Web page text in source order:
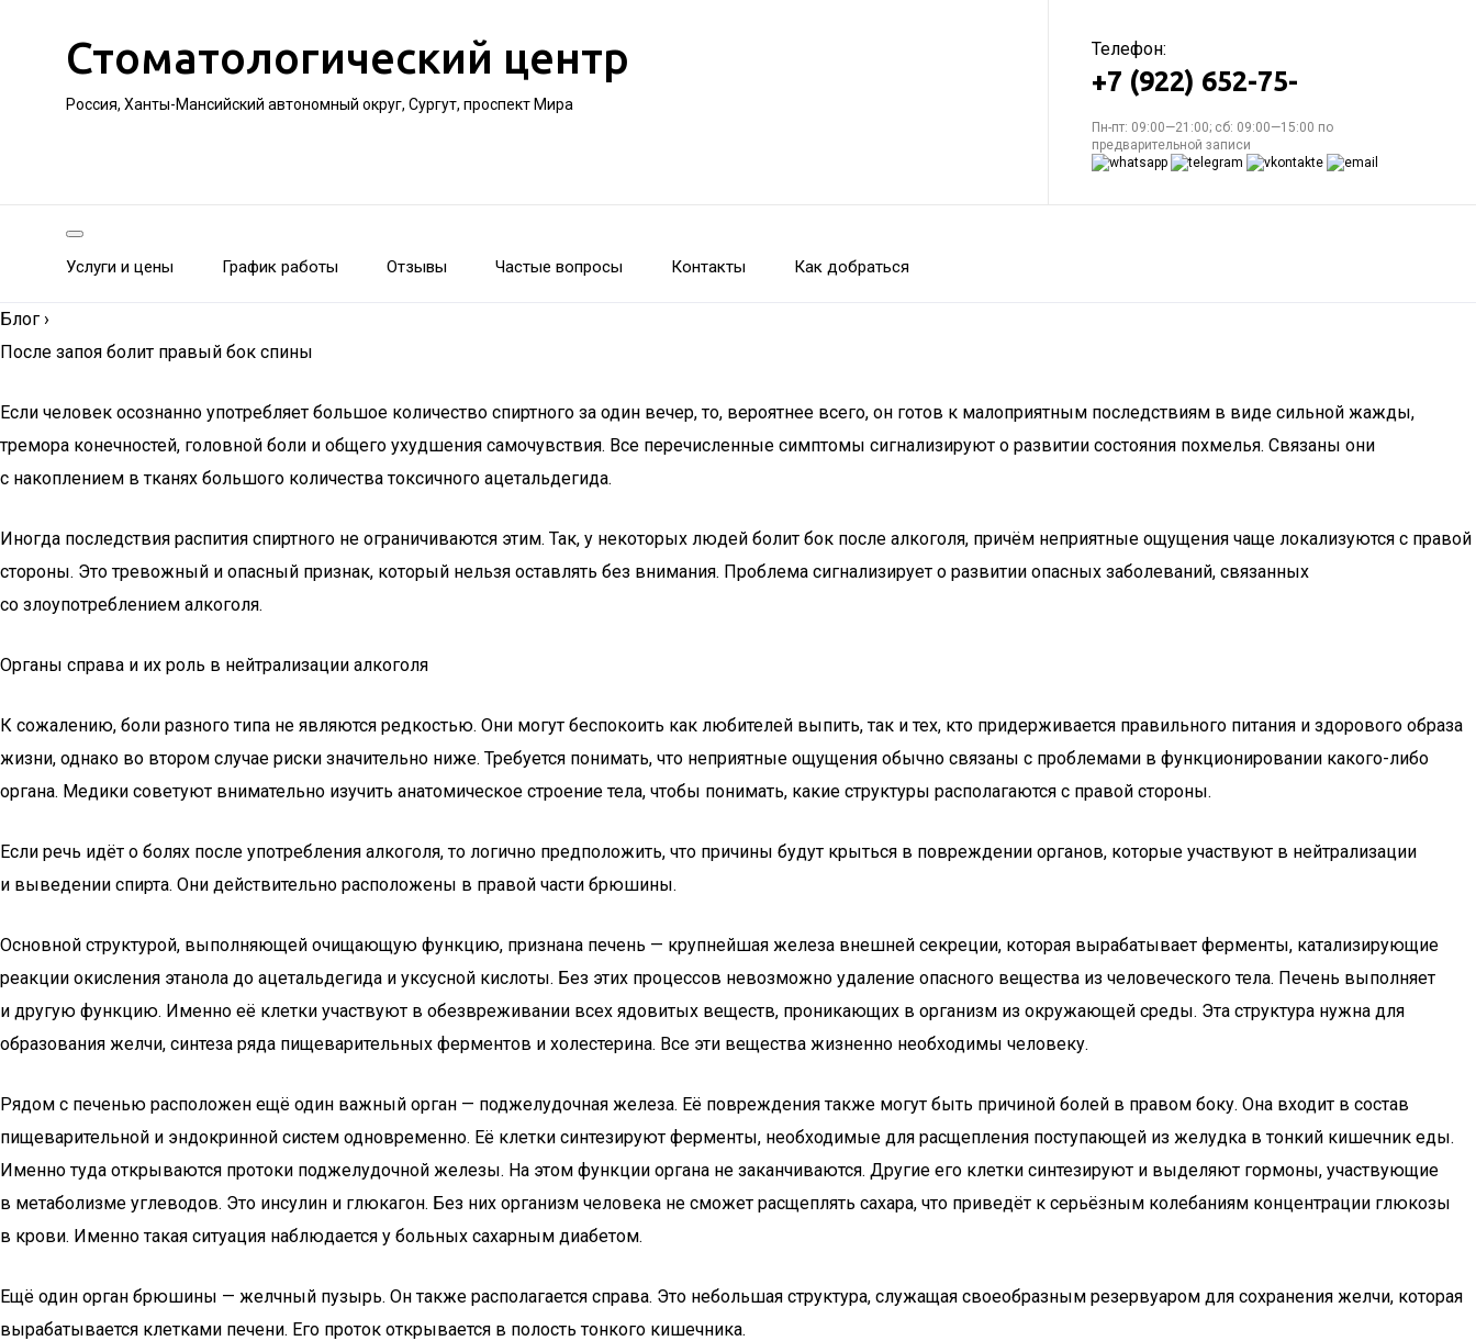
Стоматологический центр
Россия, Ханты-Мансийский автономный округ, Сургут, проспект Мира
Телефон:
+7 (922) 652-75-
Пн-пт: 09:00—21:00; сб: 09:00—15:00 по
предварительной записи
Услуги и цены График работы Отзывы Частые вопросы Контакты Как добраться
Блог ›
После запоя болит правый бок спины
Если человек осознанно употребляет большое количество спиртного за один вечер, то, вероятнее всего, он готов к малоприятным последствиям в виде сильной жажды,
тремора конечностей, головной боли и общего ухудшения самочувствия. Все перечисленные симптомы сигнализируют о развитии состояния похмелья. Связаны они
с накоплением в тканях большого количества токсичного ацетальдегида.
Иногда последствия распития спиртного не ограничиваются этим. Так, у некоторых людей болит бок после алкоголя, причём неприятные ощущения чаще локализуются с правой
стороны. Это тревожный и опасный признак, который нельзя оставлять без внимания. Проблема сигнализирует о развитии опасных заболеваний, связанных
со злоупотреблением алкоголя.
Органы справа и их роль в нейтрализации алкоголя
К сожалению, боли разного типа не являются редкостью. Они могут беспокоить как любителей выпить, так и тех, кто придерживается правильного питания и здорового образа
жизни, однако во втором случае риски значительно ниже. Требуется понимать, что неприятные ощущения обычно связаны с проблемами в функционировании какого-либо
органа. Медики советуют внимательно изучить анатомическое строение тела, чтобы понимать, какие структуры располагаются с правой стороны.
Если речь идёт о болях после употребления алкоголя, то логично предположить, что причины будут крыться в повреждении органов, которые участвуют в нейтрализации
и выведении спирта. Они действительно расположены в правой части брюшины.
Основной структурой, выполняющей очищающую функцию, признана печень — крупнейшая железа внешней секреции, которая вырабатывает ферменты, катализирующие
реакции окисления этанола до ацетальдегида и уксусной кислоты. Без этих процессов невозможно удаление опасного вещества из человеческого тела. Печень выполняет
и другую функцию. Именно её клетки участвуют в обезвреживании всех ядовитых веществ, проникающих в организм из окружающей среды. Эта структура нужна для
образования желчи, синтеза ряда пищеварительных ферментов и холестерина. Все эти вещества жизненно необходимы человеку.
Рядом с печенью расположен ещё один важный орган — поджелудочная железа. Её повреждения также могут быть причиной болей в правом боку. Она входит в состав
пищеварительной и эндокринной систем одновременно. Её клетки синтезируют ферменты, необходимые для расщепления поступающей из желудка в тонкий кишечник еды.
Именно туда открываются протоки поджелудочной железы. На этом функции органа не заканчиваются. Другие его клетки синтезируют и выделяют гормоны, участвующие
в метаболизме углеводов. Это инсулин и глюкагон. Без них организм человека не сможет расщеплять сахара, что приведёт к серьёзным колебаниям концентрации глюкозы
в крови. Именно такая ситуация наблюдается у больных сахарным диабетом.
Ещё один орган брюшины — желчный пузырь. Он также располагается справа. Это небольшая структура, служащая своеобразным резервуаром для сохранения желчи, которая
вырабатывается клетками печени. Его проток открывается в полость тонкого кишечника.